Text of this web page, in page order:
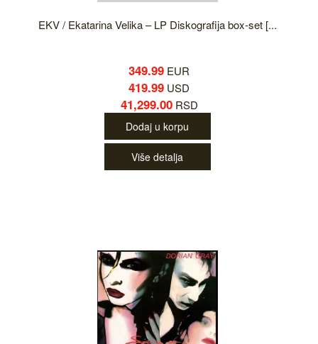
EKV / Ekatarina Velika – LP Diskografija box-set [...
349.99 EUR
419.99 USD
41,299.00RSD
Dodaj u korpu
Više detalja